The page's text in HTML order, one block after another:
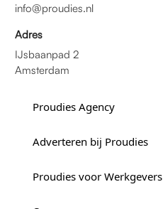
info@proudies.nl
Adres
IJsbaanpad 2
Amsterdam
Proudies Agency
Adverteren bij Proudies
Proudies voor Werkgevers